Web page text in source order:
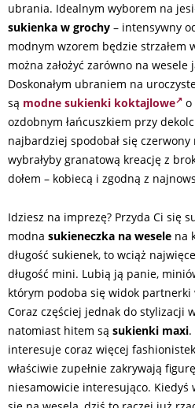
ubrania. Idealnym wyborem na
sukienka w grochy – intensywny
modnym wzorem będzie strzałem
można założyć zarówno na
Doskonałym ubraniem na
są modne sukienki koktajlowe
o
ozdobnym łańcuszkiem przy
najbardziej spodobał się
wybrałyby granatową kreację z
dołem – kobiecą i zgodną z
Idziesz na imprezę? Przyda Ci się
modna sukieneczka na wesele na
długość sukienek, to wciąż
długość mini. Lubią ją panie,
którym podoba się widok partnerki
Coraz częściej jednak do stylizacji
natomiast hitem są sukienki maxi.
interesuje coraz więcej
właściwie zupełnie zakrywają
niesamowicie interesująco. Kiedyś